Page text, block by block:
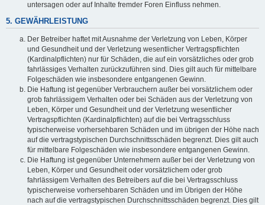
untersagen oder auf Inhalte fremder Foren Einfluss nehmen.
5. GEWÄHRLEISTUNG
Der Betreiber haftet mit Ausnahme der Verletzung von Leben, Körper
und Gesundheit und der Verletzung wesentlicher Vertragspflichten
(Kardinalpflichten) nur für Schäden, die auf ein vorsätzliches oder grob
fahrlässiges Verhalten zurückzuführen sind. Dies gilt auch für mittelbare
Folgeschäden wie insbesondere entgangenen Gewinn.
Die Haftung ist gegenüber Verbrauchern außer bei vorsätzlichem oder
grob fahrlässigem Verhalten oder bei Schäden aus der Verletzung von
Leben, Körper und Gesundheit und der Verletzung wesentlicher
Vertragspflichten (Kardinalpflichten) auf die bei Vertragsschluss
typischerweise vorhersehbaren Schäden und im übrigen der Höhe nach
auf die vertragstypischen Durchschnittsschäden begrenzt. Dies gilt auch
für mittelbare Folgeschäden wie insbesondere entgangenen Gewinn.
Die Haftung ist gegenüber Unternehmern außer bei der Verletzung von
Leben, Körper und Gesundheit oder vorsätzlichem oder grob
fahrlässigem Verhalten des Betreibers auf die bei Vertragsschluss
typischerweise vorhersehbaren Schäden und im Übrigen der Höhe
nach auf die vertragstypischen Durchschnittsschäden begrenzt. Dies gilt